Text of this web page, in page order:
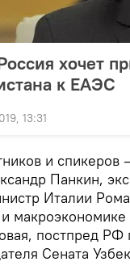
хочет
к ЕАЭС
13:31
и спикеров
Панкин,
Италии
постпред
Сената